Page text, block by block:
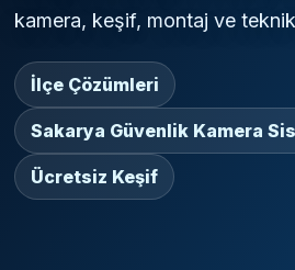
kamera, keşif, montaj ve
İlçe Çözümleri
Sakarya Güvenlik Kamera
Ücretsiz Keşif